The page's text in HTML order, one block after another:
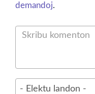
paroladojn de Alziro
Dio, de la Kristo kaj de
Indas rememorigi
celebrataj je la 8-a
demandoj.
- Elektu landon -